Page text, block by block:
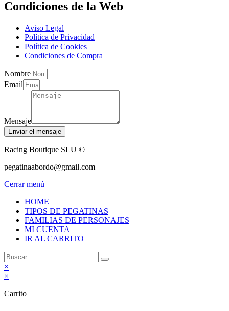
Condiciones de la Web
Aviso Legal
Política de Privacidad
Política de Cookies
Condiciones de Compra
Nombre
Email
Mensaje
Enviar el mensaje
Racing Boutique SLU ©
pegatinaabordo@gmail.com
Cerrar menú
HOME
TIPOS DE PEGATINAS
FAMILIAS DE PERSONAJES
MI CUENTA
IR AL CARRITO
×
×
Carrito